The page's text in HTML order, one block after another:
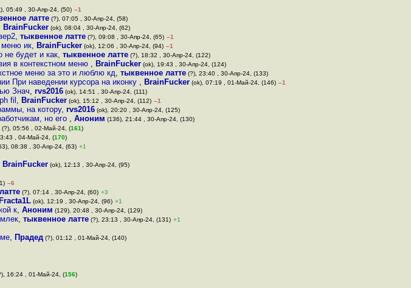
05:49 , 30-Апр-24, (50) –1
латте (?), 07:05 , 30-Апр-24, (58)
BrainFucker (ok), 08:04 , 30-Апр-24, (62)
, тыквенное латте (?), 09:08 , 30-Апр-24, (65) –1
меню ик, BrainFucker (ok), 12:06 , 30-Апр-24, (94) –1
не будет и как, тыквенное латте (?), 18:32 , 30-Апр-24, (122)
в контекстном меню , BrainFucker (ok), 19:43 , 30-Апр-24, (124)
меню за это и люблю кд, тыквенное латте (?), 23:40 , 30-Апр-24, (133)
При наведении курсора на иконку , BrainFucker (ok), 07:19 , 01-Май-24, (146) –1
Знач, rvs2016 (ok), 14:51 , 30-Апр-24, (111)
fil , BrainFucker (ok), 15:12 , 30-Апр-24, (112) –1
на котору, rvs2016 (ok), 20:20 , 30-Апр-24, (125)
но его , Аноним (136), 21:44 , 30-Апр-24, (130)
(?), 05:56 , 02-Май-24, (161)
, 04-Май-24, (170)
08:38 , 30-Апр-24, (63) +1
BrainFucker (ok), 12:13 , 30-Апр-24, (95)
–6
(?), 07:14 , 30-Апр-24, (60) +3
Fracta1L (ok), 12:19 , 30-Апр-24, (96) +1
к, Аноним (129), 20:48 , 30-Апр-24, (129)
, тыквенное латте (?), 23:13 , 30-Апр-24, (131) +1
, Прадед (?), 01:12 , 01-Май-24, (140)
16:24 , 01-Май-24, (156)